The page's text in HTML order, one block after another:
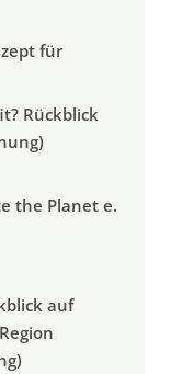
für
Rückblick
the Planet e.
auf